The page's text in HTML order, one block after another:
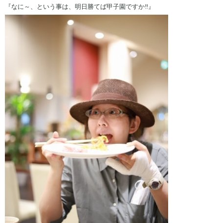
『なに～、という事は、明日勝てば甲子園ですか‼』